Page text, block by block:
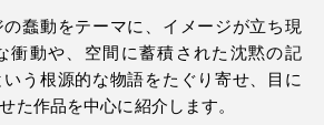
蠢動をテーマに、イメージが立ち現
衝動や、空間に蓄積された沈黙の記
う根源的な物語をたぐり寄せ、目に
た作品を中心に紹介します。